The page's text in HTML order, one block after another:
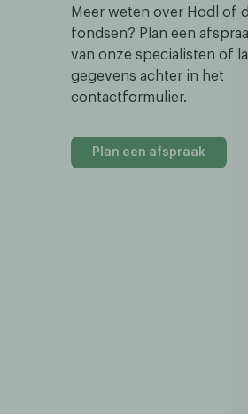
Meer weten over Hodl of
fondsen? Plan een
van onze specialisten of
gegevens achter in het
contactformulier.
Plan een afspraak